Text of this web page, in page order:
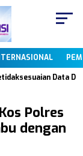
Data
Polres
dengan